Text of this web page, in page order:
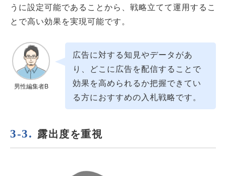
うに設定可能であることから、戦略立てて運用するこ
とで高い効果を実現可能です。
男性編集者B
広告に対する知見やデータがあ
り、どこに広告を配信することで
効果を高められるか把握できてい
る方におすすめの入札戦略です。
露出度を重視